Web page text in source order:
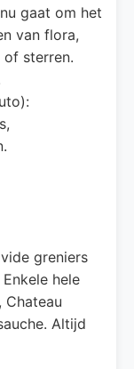
gaat om het
van flora,
of sterren.
greniers
hele
Chateau
Altijd